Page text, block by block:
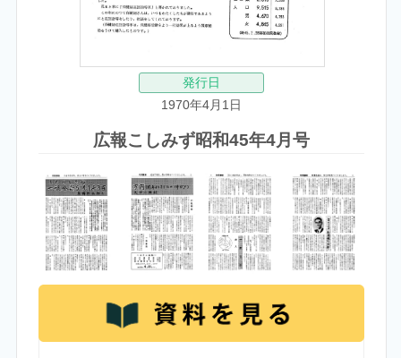
発行日
1970年4月1日
広報こしみず昭和45年4月号